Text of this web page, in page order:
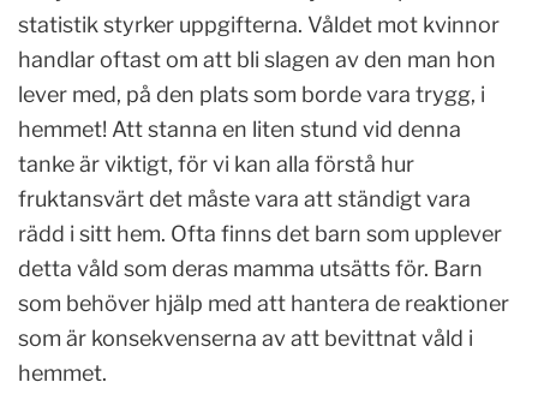
statistik styrker uppgifterna. Våldet mot kvinnor
handlar oftast om att bli slagen av den man hon
lever med, på den plats som borde vara trygg, i
hemmet! Att stanna en liten stund vid denna
tanke är viktigt, för vi kan alla förstå hur
fruktansvärt det måste vara att ständigt vara
rädd i sitt hem. Ofta finns det barn som upplever
detta våld som deras mamma utsätts för. Barn
som behöver hjälp med att hantera de reaktioner
som är konsekvenserna av att bevittnat våld i
hemmet.